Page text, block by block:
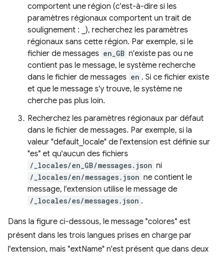
comportent une région (c'est-à-dire si les
paramètres régionaux comportent un trait de
soulignement : _), recherchez les paramètres
régionaux sans cette région. Par exemple, si le
fichier de messages en_GB n'existe pas ou ne
contient pas le message, le système recherche
dans le fichier de messages en . Si ce fichier existe
et que le message s'y trouve, le système ne
cherche pas plus loin.
Recherchez les paramètres régionaux par défaut
dans le fichier de messages. Par exemple, si la
valeur "default_locale" de l'extension est définie sur
"es" et qu'aucun des fichiers
/_locales/en_GB/messages.json ni
/_locales/en/messages.json ne contient le
message, l'extension utilise le message de
/_locales/es/messages.json .
Dans la figure ci-dessous, le message "colores" est
présent dans les trois langues prises en charge par
l'extension, mais "extName" n'est présent que dans deux